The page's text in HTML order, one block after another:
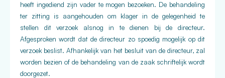
heeft ingediend zijn vader te mogen bezoeken. De behandeling
ter zitting is aangehouden om klager in de gelegenheid te
stellen dit verzoek alsnog in te dienen bij de directeur.
Afgesproken wordt dat de directeur zo spoedig mogelijk op dit
verzoek beslist. Afhankelijk van het besluit van de directeur, zal
worden bezien of de behandeling van de zaak schriftelijk wordt
doorgezet.